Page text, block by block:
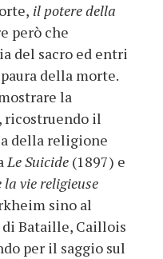
il potere della
però che
del sacro ed entri
della morte.
la
ricostruendo il
della religione
Le Suicide (1897) e
la vie religieuse
sino al
di Bataille, Caillois
per il saggio sul